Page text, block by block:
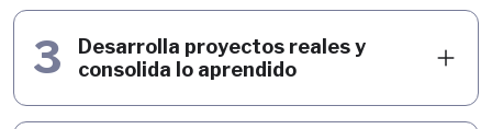
3
Desarrolla proyectos reales y
consolida lo aprendido